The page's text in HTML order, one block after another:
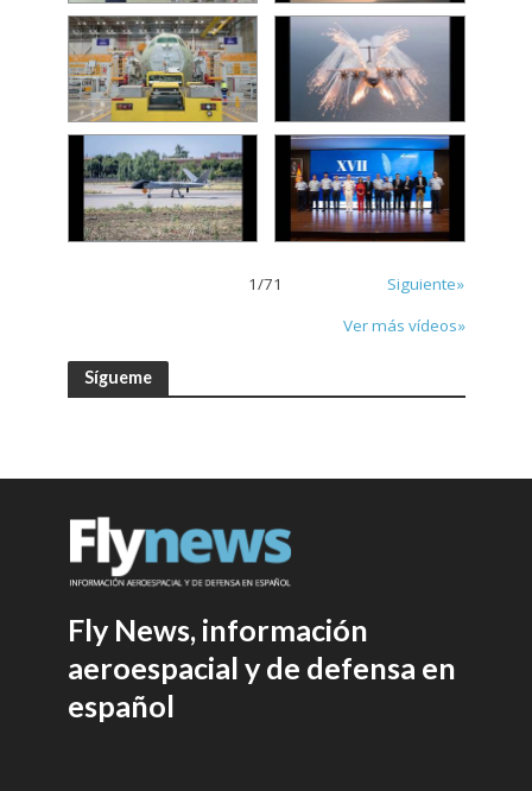
1/71
Siguiente»
Ver más vídeos»
Sígueme
Fly News, información
aeroespacial y de defensa en
español